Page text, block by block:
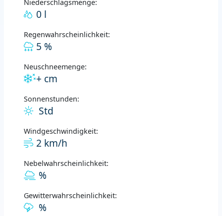
Niederschlagsmenge:
0 l
Regenwahrscheinlichkeit:
5 %
Neuschneemenge:
+ cm
Sonnenstunden:
Std
Windgeschwindigkeit:
2 km/h
Nebelwahrscheinlichkeit:
%
Gewitterwahrscheinlichkeit:
%